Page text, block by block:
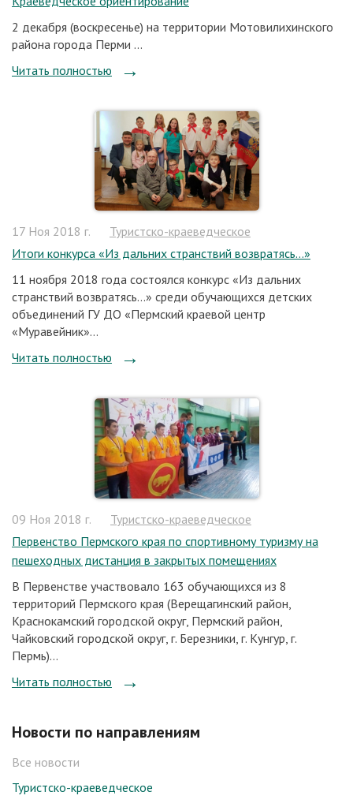
2 декабря (воскресенье) на территории Мотовилихинского
района города Перми ...
Читать полностью
17 Ноя 2018 г.
Туристско-краеведческое
Итоги конкурса «Из дальних странствий возвратясь…»
11 ноября 2018 года состоялся конкурс «Из дальних
странствий возвратясь…» среди обучающихся детских
объединений ГУ ДО «Пермский краевой центр
«Муравейник»...
Читать полностью
09 Ноя 2018 г.
Туристско-краеведческое
Первенство Пермского края по спортивному туризму на
пешеходных дистанция в закрытых помещениях
В Первенстве участвовало 163 обучающихся из 8
территорий Пермского края (Верещагинский район,
Краснокамский городской округ, Пермский район,
Чайковский городской округ, г. Березники, г. Кунгур, г.
Пермь)...
Читать полностью
Новости по направлениям
Все новости
Туристско-краеведческое